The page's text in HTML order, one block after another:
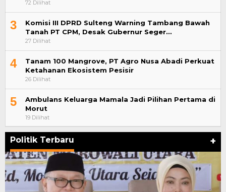
72 Dilihat
3
Komisi III DPRD Sulteng Warning Tambang Bawah
Tanah PT CPM, Desak Gubernur Seger…
27 Dilihat
4
Tanam 100 Mangrove, PT Agro Nusa Abadi Perkuat
Ketahanan Ekosistem Pesisir
26 Dilihat
5
Ambulans Keluarga Mamala Jadi Pilihan Pertama di
Morut
19 Dilihat
Politik Terbaru +